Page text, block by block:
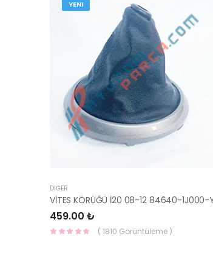
YENI
DIĞER
VİTES KÖRÜĞÜ İ20 08-12 84640-1J000-
459.00 ₺
( 1810 Görüntüleme )